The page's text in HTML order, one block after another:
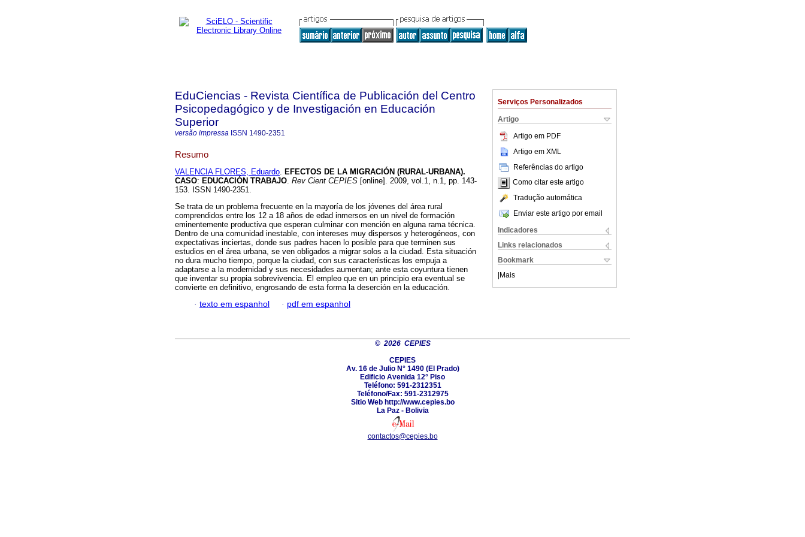
Serviços Personalizados
Artigo
Artigo em PDF
Artigo em XML
Referências do artigo
Como citar este artigo
Tradução automática
Enviar este artigo por email
Indicadores
Links relacionados
Bookmark
Mais
EduCiencias - Revista Científica de Publicación del Centro
Psicopedagógico y de Investigación en Educación
Superior
versão impressa ISSN 1490-2351
Resumo
VALENCIA FLORES, Eduardo. EFECTOS DE LA MIGRACIÓN (RURAL-URBANA).
CASO: EDUCACIÓN TRABAJO. Rev Cient CEPIES [online]. 2009, vol.1, n.1, pp. 143-
153. ISSN 1490-2351.
Se trata de un problema frecuente en la mayoría de los jóvenes del área rural
comprendidos entre los 12 a 18 años de edad inmersos en un nivel de formación
eminentemente productiva que esperan culminar con mención en alguna rama técnica.
Dentro de una comunidad inestable, con intereses muy dispersos y heterogéneos, con
expectativas inciertas, donde sus padres hacen lo posible para que terminen sus
estudios en el área urbana, se ven obligados a migrar solos a la ciudad. Esta situación
no dura mucho tiempo, porque la ciudad, con sus características los empuja a
adaptarse a la modernidad y sus necesidades aumentan; ante esta coyuntura tienen
que inventar su propia sobrevivencia. El empleo que en un principio era eventual se
convierte en definitivo, engrosando de esta forma la deserción en la educación.
· texto em espanhol · pdf em espanhol
© 2026 CEPIES
CEPIES
Av. 16 de Julio N° 1490 (El Prado)
Edificio Avenida 12° Piso
Teléfono: 591-2312351
Teléfono/Fax: 591-2312975
Sitio Web http://www.cepies.bo
La Paz - Bolivia
contactos@cepies.bo